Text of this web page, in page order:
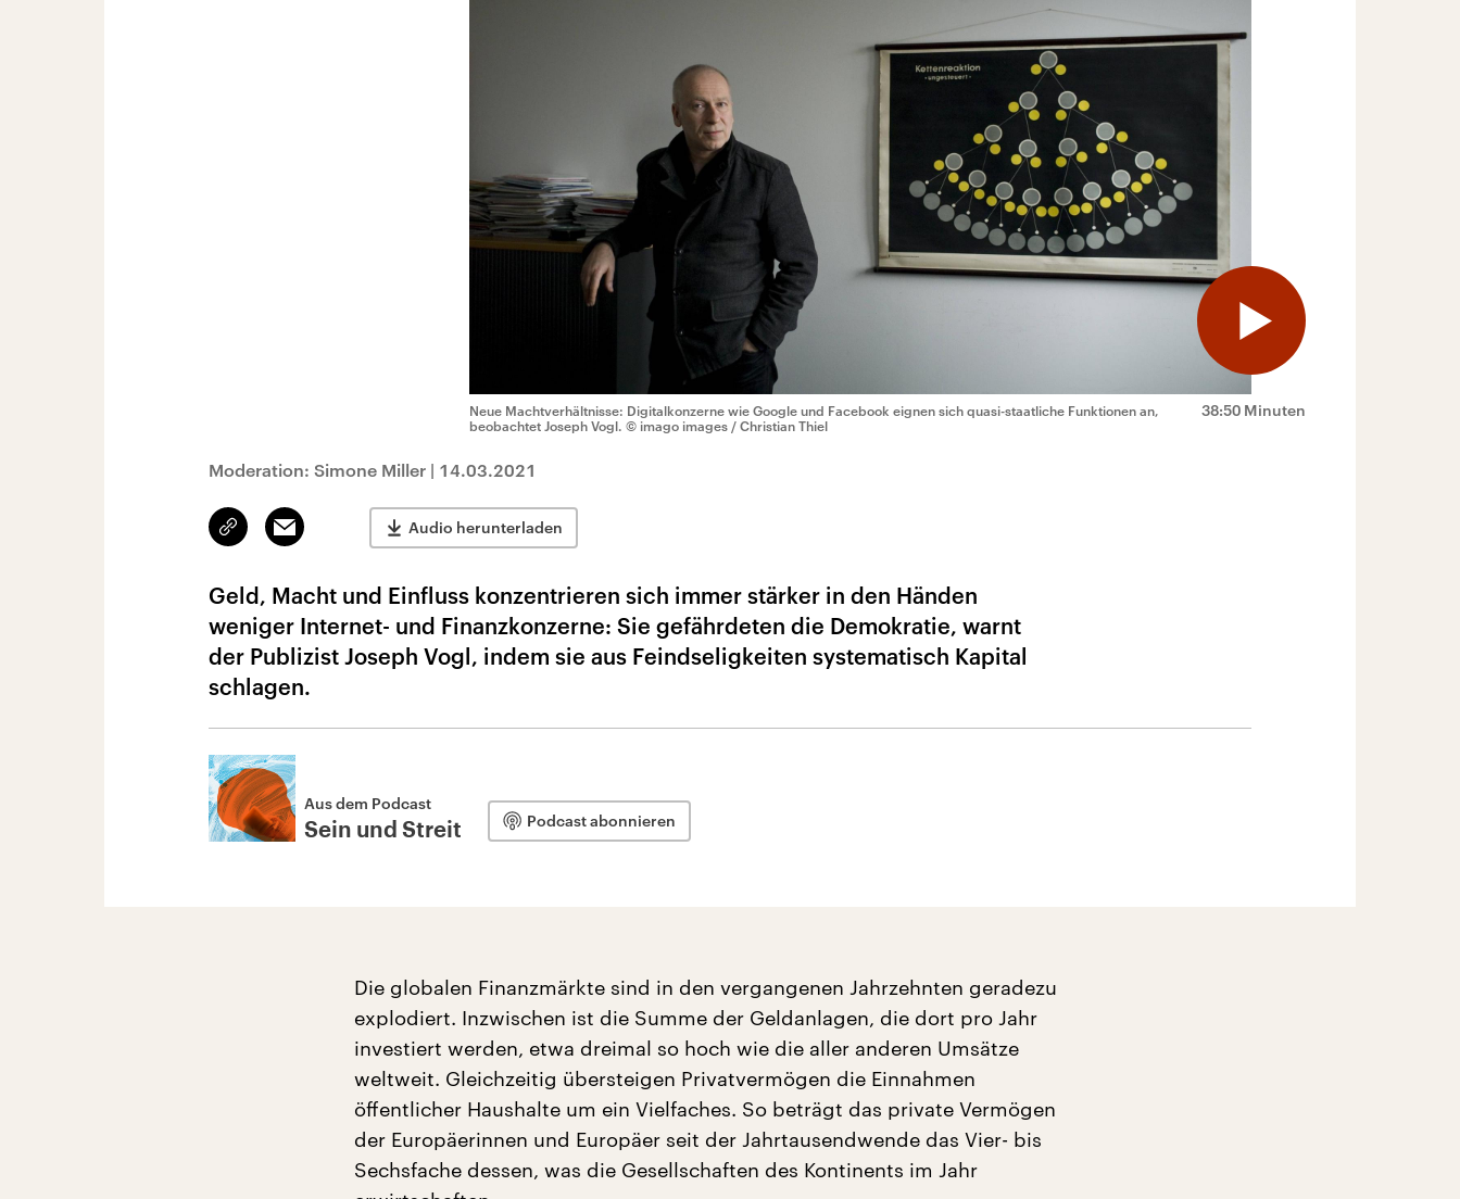
38:50 Minuten
Neue Machtverhältnisse: Digitalkonzerne wie Google und Facebook eignen sich quasi-staatliche Funktionen an,
beobachtet Joseph Vogl. © imago images / Christian Thiel
Moderation: Simone Miller | 14.03.2021
Link
kopieren/teilen
Email Audio herunterladen
Geld, Macht und Einfluss konzentrieren sich immer stärker in den Händen
weniger Internet- und Finanzkonzerne: Sie gefährdeten die Demokratie, warnt
der Publizist Joseph Vogl, indem sie aus Feindseligkeiten systematisch Kapital
schlagen.
Aus dem Podcast
Sein und Streit Podcast abonnieren
Die globalen Finanzmärkte sind in den vergangenen Jahrzehnten geradezu
explodiert. Inzwischen ist die Summe der Geldanlagen, die dort pro Jahr
investiert werden, etwa dreimal so hoch wie die aller anderen Umsätze
weltweit. Gleichzeitig übersteigen Privatvermögen die Einnahmen
öffentlicher Haushalte um ein Vielfaches. So beträgt das private Vermögen
der Europäerinnen und Europäer seit der Jahrtausendwende das Vier- bis
Sechsfache dessen, was die Gesellschaften des Kontinents im Jahr